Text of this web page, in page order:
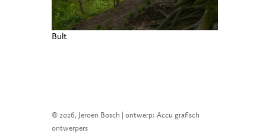
Bult
© 2026, Jeroen Bosch | ontwerp: Accu grafisch
ontwerpers